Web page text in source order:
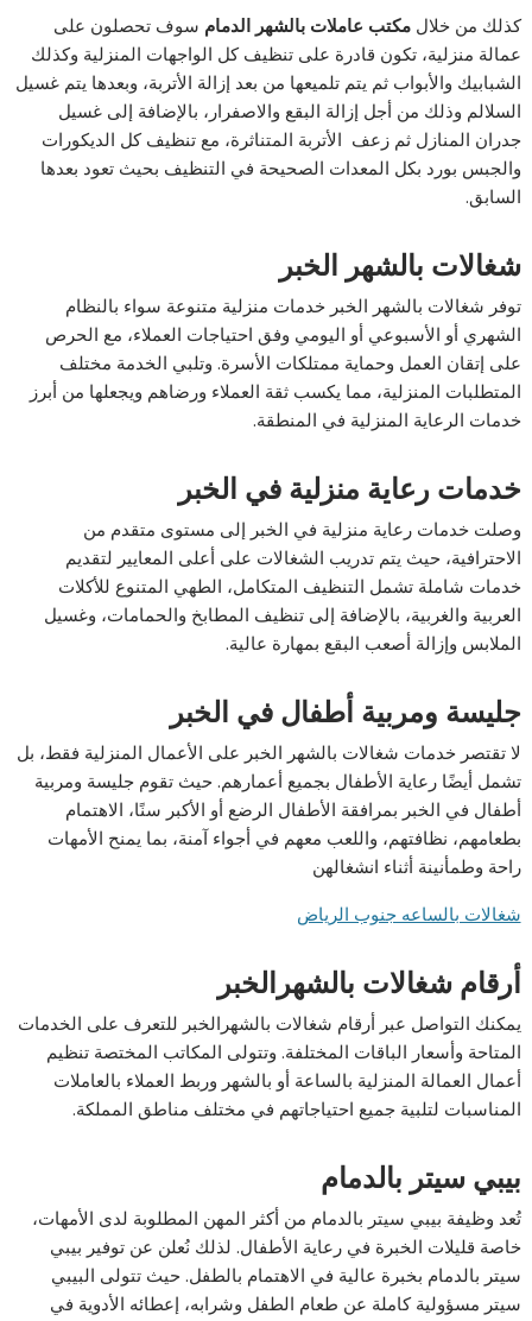
كذلك من خلالمكتب عاملات بالشهر الدمام سوف تحصلون على
عمالة منزلية، تكون قادرة على تنظيف كل الواجهات المنزلية وكذلك
الشبابيك والأبواب ثم يتم تلميعها من بعد إزالة الأتربة، وبعدها يتم غسيل
السلالم وذلك من أجل إزالة البقع والاصفرار، بالإضافة إلى غسيل
جدران المنازل ثم زعف الأتربة المتناثرة، مع تنظيف كل الديكورات
والجبس بورد بكل المعدات الصحيحة في التنظيف بحيث تعود بعدها
السابق.
شغالات بالشهر الخبر
توفر شغالات بالشهر الخبر خدمات منزلية متنوعة سواء بالنظام
الشهري أو الأسبوعي أو اليومي وفق احتياجات العملاء، مع الحرص
على إتقان العمل وحماية ممتلكات الأسرة. وتلبي الخدمة مختلف
المتطلبات المنزلية، مما يكسب ثقة العملاء ورضاهم ويجعلها من أبرز
خدمات الرعاية المنزلية في المنطقة.
خدمات رعاية منزلية في الخبر
وصلت خدمات رعاية منزلية في الخبر إلى مستوى متقدم من
الاحترافية، حيث يتم تدريب الشغالات على أعلى المعايير لتقديم
خدمات شاملة تشمل التنظيف المتكامل، الطهي المتنوع للأكلات
العربية والغربية، بالإضافة إلى تنظيف المطابخ والحمامات، وغسيل
الملابس وإزالة أصعب البقع بمهارة عالية.
جليسة ومربية أطفال في الخبر
لا تقتصر خدمات شغالات بالشهر الخبر على الأعمال المنزلية فقط، بل
تشمل أيضًا رعاية الأطفال بجميع أعمارهم. حيث تقوم جليسة ومربية
أطفال في الخبر بمرافقة الأطفال الرضع أو الأكبر سنًا، الاهتمام
بطعامهم، نظافتهم، واللعب معهم في أجواء آمنة، بما يمنح الأمهات
راحة وطمأنينة أثناء انشغالهن
شغالات بالساعه جنوب الرياض
أرقام شغالات بالشهرالخبر
يمكنك التواصل عبر أرقام شغالات بالشهرالخبر للتعرف على الخدمات
المتاحة وأسعار الباقات المختلفة. وتتولى المكاتب المختصة تنظيم
أعمال العمالة المنزلية بالساعة أو بالشهر وربط العملاء بالعاملات
المناسبات لتلبية جميع احتياجاتهم في مختلف مناطق المملكة.
بيبي سيتر بالدمام
تُعد وظيفة بيبي سيتر بالدمام من أكثر المهن المطلوبة لدى الأمهات،
خاصة قليلات الخبرة في رعاية الأطفال. لذلك نُعلن عن توفير بيبي
سيتر بالدمام بخبرة عالية في الاهتمام بالطفل. حيث تتولى البيبي
سيتر مسؤولية كاملة عن طعام الطفل وشرابه، إعطائه الأدوية في